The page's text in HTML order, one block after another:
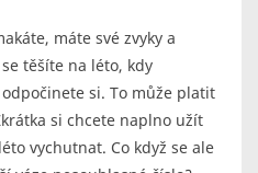
máte své zvyky a
těšíte na léto, kdy
si. To může platit
si chcete naplno užít
vychutnat. Co když se ale